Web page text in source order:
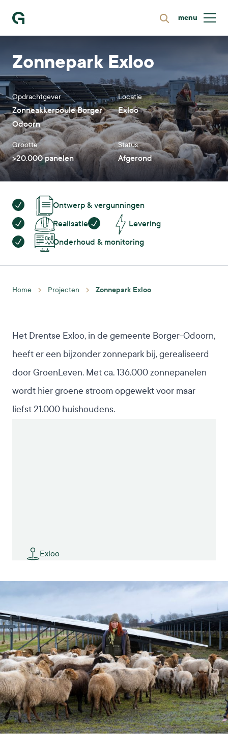
Zoeken
menu
Zonnepark Exloo
Opdrachtgever
Zonneakkerpoule Borger
Odoorn
Locatie
Exloo
Grootte
>20.000 panelen
Status
Afgerond
Ontwerp & vergunningen
Realisatie
Levering
Onderhoud & monitoring
Home Projecten Zonnepark Exloo
Het Drentse Exloo, in de gemeente Borger-Odoorn,
heeft er een bijzonderzonneparkbij, gerealiseerd
door GroenLeven. Met ca. 136.000 zonnepanelen
wordt hier groene stroom opgewekt voor maar
liefst 21.000 huishoudens.
Exloo